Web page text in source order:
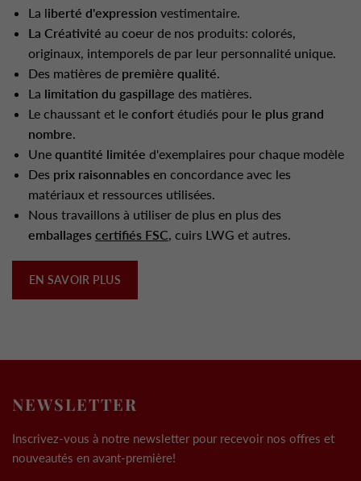
La liberté d'expression vestimentaire.
La Créativité au coeur de nos produits: colorés,
originaux, intemporels de par leur personnalité unique.
Des matières de première qualité
La limitation du gaspillage des matières.
Le chaussant et le confort étudiés pour le plus grand
nombre
Une quantité limitée d'exemplaires pour chaque modèle
Des prix raisonnables en concordance avec les
matériaux et ressources utilisées.
Nous travaillons à utiliser de plus en plus des
emballages certifiés FSC , cuirs LWG et autres.
EN SAVOIR PLUS
NEWSLETTER
Inscrivez-vous à notre newsletter pour recevoir nos offres et
nouveautés en avant-première!